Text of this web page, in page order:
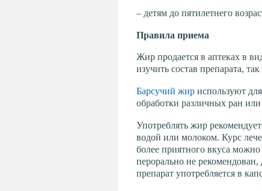
– детям до пятилетнего
Правила приема
Жир продается в аптеках в
изучить состав препарата,
Барсучий жир используют
обработки различных ран
Употреблять жир
водой или молоком. Курс
более приятного вкуса
перорально не
препарат употребляется в